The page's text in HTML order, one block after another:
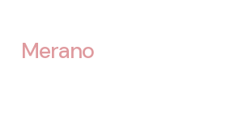
Merano